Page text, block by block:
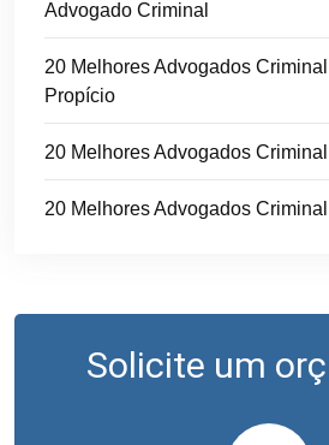
Advogado Criminal
20 Melhores Advogados
Propício
20 Melhores Advogados
20 Melhores Advogados
Solicite um